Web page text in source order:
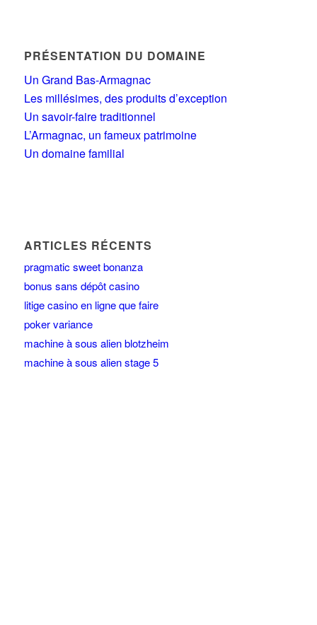
PRÉSENTATION DU DOMAINE
Un Grand Bas-Armagnac
Les millésimes, des produits d’exception
Un savoir-faire traditionnel
L’Armagnac, un fameux patrimoine
Un domaine familial
ARTICLES RÉCENTS
pragmatic sweet bonanza
bonus sans dépôt casino
litige casino en ligne que faire
poker variance
machine à sous alien blotzheim
machine à sous alien stage 5